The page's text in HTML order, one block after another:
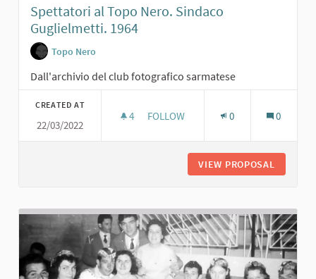
Spettatori al Topo Nero. Sindaco
Guglielmetti. 1964
Topo Nero
Dall'archivio del club fotografico sarmatese
CREATED AT
22/03/2022
4 4 FOLLOWERS
FOLLOW 0 0
VIEW PROPOSAL